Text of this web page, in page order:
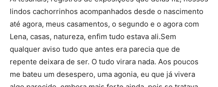
lindos cachorrinhos acompanhados desde o nascimento
até agora, meus casamentos, o segundo e o agora com
Lena, casas, natureza, enfim tudo estava ali.Sem
qualquer aviso tudo que antes era parecia que de
repente deixara de ser. O tudo virara nada. Aos poucos
me bateu um desespero, uma agonia, eu que já vivera